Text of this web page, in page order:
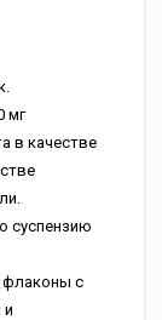
мг
в качестве
суспензию
флаконы с
и